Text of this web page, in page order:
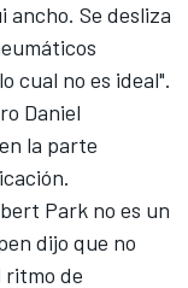
ancho. Se desliza
cual no es ideal".
Daniel
la parte
Park no es un
dijo que no
ritmo de